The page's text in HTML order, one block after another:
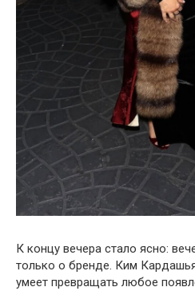
К концу вечера стало ясно:
только о бренде. Ким
умеет превращать любое